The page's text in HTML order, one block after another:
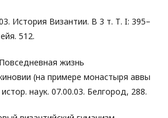
История Византии. В 3 т. Т. I: 395–
512.
жизнь
(на примере монастыря аввы
наук. 07.00.03. Белгород, 288.